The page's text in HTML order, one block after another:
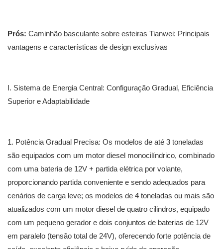
Prós: Caminhão basculante sobre esteiras Tianwei: Principais
vantagens e características de design exclusivas
I. Sistema de Energia Central: Configuração Gradual, Eficiência
Superior e Adaptabilidade
1. Potência Gradual Precisa: Os modelos de até 3 toneladas
são equipados com um motor diesel monocilíndrico, combinado
com uma bateria de 12V + partida elétrica por volante,
proporcionando partida conveniente e sendo adequados para
cenários de carga leve; os modelos de 4 toneladas ou mais são
atualizados com um motor diesel de quatro cilindros, equipado
com um pequeno gerador e dois conjuntos de baterias de 12V
em paralelo (tensão total de 24V), oferecendo forte potência de